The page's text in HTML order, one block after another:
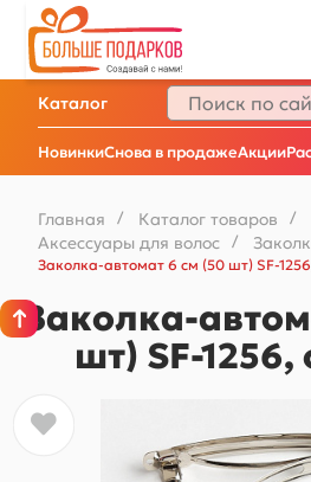
НовинкиСнова в продажеАкции
Каталог
Главная / Каталог товаров /
Аксессуары для волос /
Заколка-автомат 6 см (50 шт) SF-
Заколка-
шт) SF-1256,